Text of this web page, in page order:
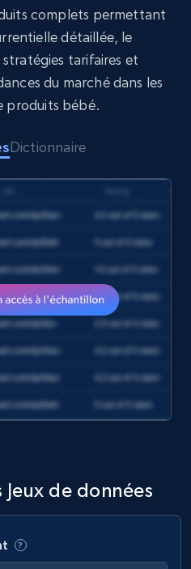
amazon, Brand
Availability amazon,
Buy Now
Product name, Price,
Description, and
complets permettant
détaillée, le
tarifaires et
du marché dans les
produits bébé.
Dictionnaire
de données